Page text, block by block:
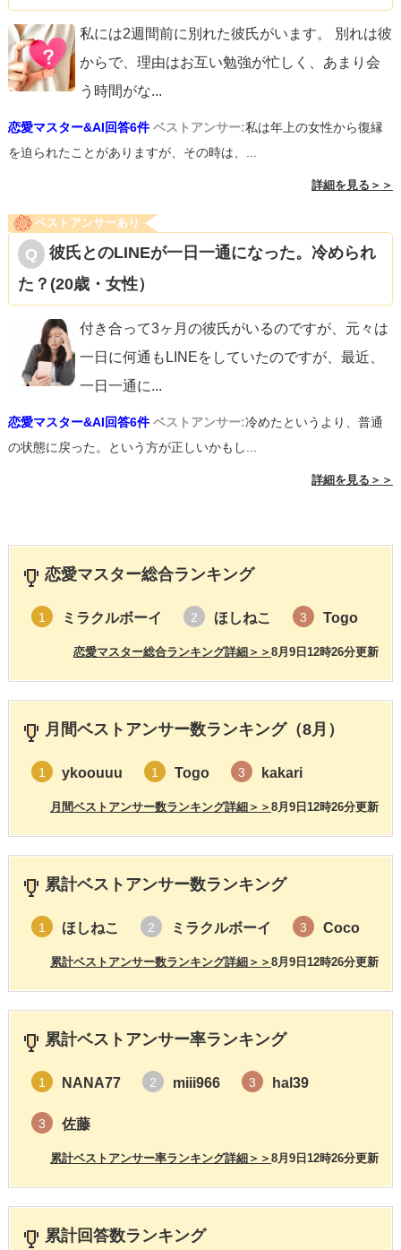
私には2週間前に別れた彼氏がいます。 別れは彼
からで、理由はお互い勉強が忙しく、あまり会
う時間がな...
恋愛マスター&AI回答6件 ベストアンサー:私は年上の女性から復縁
を迫られたことがありますが、その時は、...
詳細を見る＞＞
ベストアンサーあり
彼氏とのLINEが一日一通になった。冷められ
た？(20歳・女性）
付き合って3ヶ月の彼氏がいるのですが、元々は
一日に何通もLINEをしていたのですが、最近、
一日一通に...
恋愛マスター&AI回答6件 ベストアンサー:冷めたというより、普通
の状態に戻った。という方が正しいかもし...
詳細を見る＞＞
恋愛マスター総合ランキング
1 ミラクルボーイ 2 ほしねこ 3 Togo
8月9日12時26分更新
恋愛マスター総合ランキング詳細＞＞
月間ベストアンサー数ランキング（8月）
1 ykoouuu 1 Togo 3 kakari
8月9日12時26分更新
月間ベストアンサー数ランキング詳細＞＞
累計ベストアンサー数ランキング
1 ほしねこ 2 ミラクルボーイ 3 Coco
8月9日12時26分更新
累計ベストアンサー数ランキング詳細＞＞
累計ベストアンサー率ランキング
1 NANA77 2 miii966 3 hal39
3 佐藤
8月9日12時26分更新
累計ベストアンサー率ランキング詳細＞＞
累計回答数ランキング